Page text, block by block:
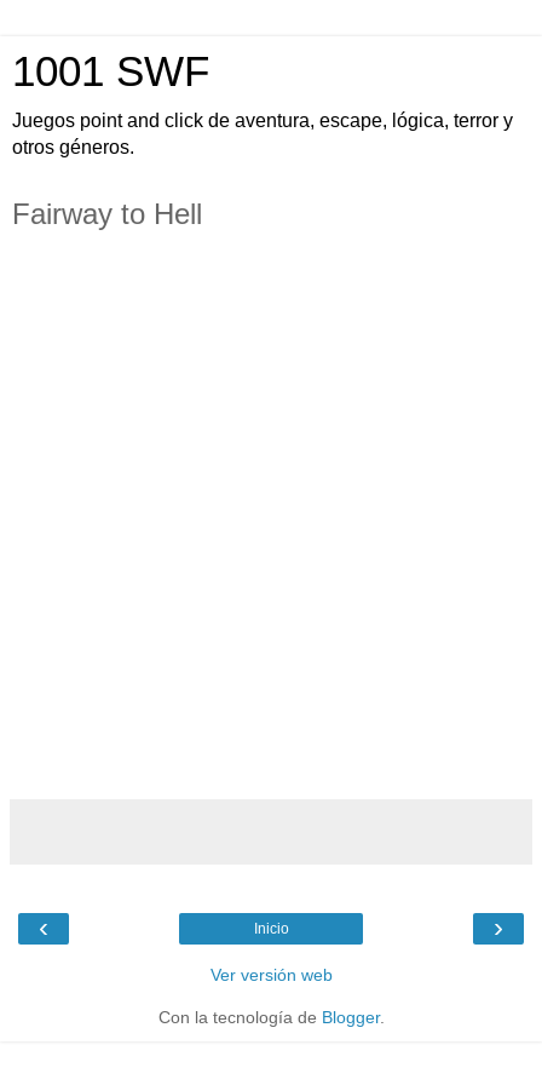
1001 SWF
Juegos point and click de aventura, escape, lógica, terror y
otros géneros.
Fairway to Hell
‹ ›
Inicio
Ver versión web
Con la tecnología de Blogger.